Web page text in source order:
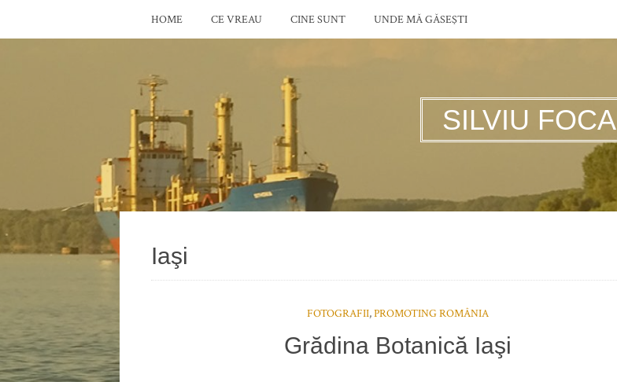
HOME CE VREAU CINE SUNT UNDE MĂ GĂSEŞTI
SILVIU FOCA
Iaşi
FOTOGRAFII,PROMOTING ROMÂNIA
Grădina Botanică Iaşi